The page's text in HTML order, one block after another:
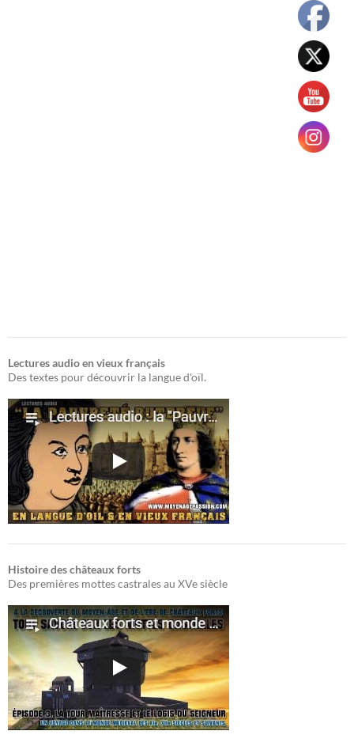
Lectures audio en vieux français
Des textes pour découvrir la langue d'oïl.
Histoire des châteaux forts
Des premières mottes castrales au XVe siècle